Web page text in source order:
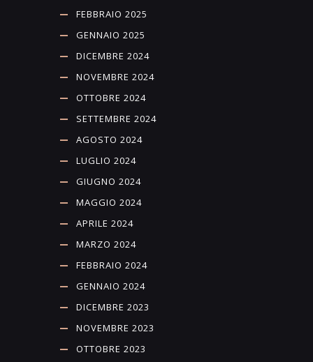
FEBBRAIO 2025
GENNAIO 2025
DICEMBRE 2024
NOVEMBRE 2024
OTTOBRE 2024
SETTEMBRE 2024
AGOSTO 2024
LUGLIO 2024
GIUGNO 2024
MAGGIO 2024
APRILE 2024
MARZO 2024
FEBBRAIO 2024
GENNAIO 2024
DICEMBRE 2023
NOVEMBRE 2023
OTTOBRE 2023